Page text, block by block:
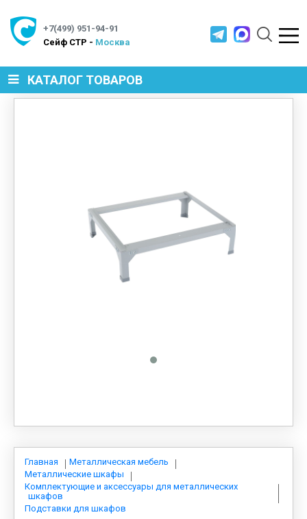
+7(499) 951-94-91
Cейф СТР - Москва
КАТАЛОГ ТОВАРОВ
МЕТАЛЛИЧЕСКИЕ СТЕЛЛАЖИ
ПРОИЗВОДСТВЕННАЯ МЕБЕЛЬ
СИСТЕМЫ ХРАНЕНИЯ
МЕБЕЛЬ ДЛЯ ДОМА
МЕБЕЛЬ ДЛЯ СТОЛОВЫХ
Главная
Металлическая мебель
Металлические шкафы
Комплектующие и аксессуары для металлических
шкафов
Подставки для шкафов